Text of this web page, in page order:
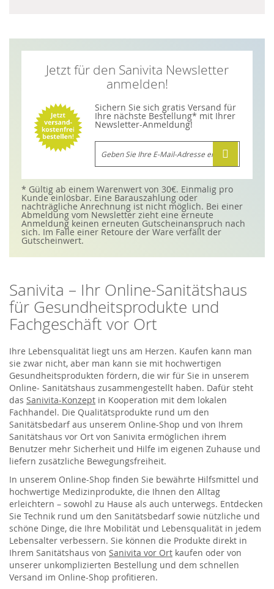
Jetzt für den Sanivita Newsletter
anmelden!
Sichern Sie sich gratis Versand für
Ihre nächste Bestellung* mit Ihrer
Newsletter-Anmeldung!
M
d
e
n
S
i
e
s
i
c
f
n
s
e
r
e
n
e
s
l
e
t
t
e
r
a
n
* Gültig ab einem Warenwert von 30€. Einmalig pro
Kunde einlösbar. Eine Barauszahlung oder
nachträgliche Anrechnung ist nicht möglich. Bei einer
Abmeldung vom Newsletter zieht eine erneute
Anmeldung keinen erneuten Gutscheinanspruch nach
sich. Im Falle einer Retoure der Ware verfällt der
Gutscheinwert.
Sanivita – Ihr Online-Sanitätshaus
für Gesundheitsprodukte und
Fachgeschäft vor Ort
Ihre Lebensqualität liegt uns am Herzen. Kaufen kann man
sie zwar nicht, aber man kann sie mit hochwertigen
Gesundheitsprodukten fördern, die wir für Sie in unserem
Online- Sanitätshaus zusammengestellt haben. Dafür steht
das Sanivita-Konzept in Kooperation mit dem lokalen
Fachhandel. Die Qualitätsprodukte rund um den
Sanitätsbedarf aus unserem Online-Shop und von Ihrem
Sanitätshaus vor Ort von Sanivita ermöglichen ihrem
Benutzer mehr Sicherheit und Hilfe im eigenen Zuhause und
liefern zusätzliche Bewegungsfreiheit.
In unserem Online-Shop finden Sie bewährte Hilfsmittel und
hochwertige Medizinprodukte, die Ihnen den Alltag
erleichtern – sowohl zu Hause als auch unterwegs. Entdecken
Sie Technik rund um den Sanitätsbedarf sowie nützliche und
schöne Dinge, die Ihre Mobilität und Lebensqualität in jedem
Lebensalter verbessern. Sie können die Produkte direkt in
Ihrem Sanitätshaus von Sanivita vor Ort kaufen oder von
unserer unkomplizierten Bestellung und dem schnellen
Versand im Online-Shop profitieren.